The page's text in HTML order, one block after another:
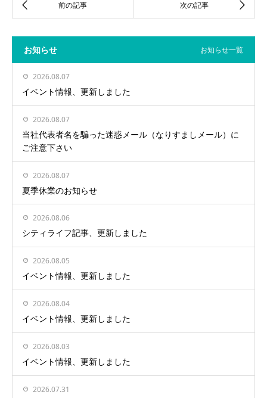
お知らせ お知らせ一覧
2026.08.07
イベント情報、更新しました
2026.08.07
当社代表者名を騙った迷惑メール（なりすましメール）に
ご注意下さい
2026.08.07
夏季休業のお知らせ
2026.08.06
シティライフ記事、更新しました
2026.08.05
イベント情報、更新しました
2026.08.04
イベント情報、更新しました
2026.08.03
イベント情報、更新しました
2026.07.31